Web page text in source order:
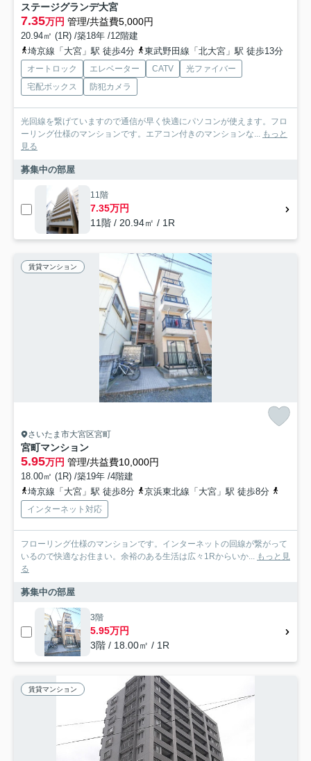
ステージグランデ大宮
7.35万円 管理/共益費5,000円
20.94㎡ (1R) /築18年 /12階建
埼京線「大宮」駅 徒歩4分
東武野田線「北大宮」駅 徒歩13分
オートロック エレベーター CATV
光ファイバー
宅配ボックス
防犯カメラ
光回線を繋げていますので通信が早く快適にパソコンが使えます。フロ
ーリング仕様のマンションです。エアコン付きのマンションな... もっと
見る
募集中の部屋
11階
7.35万円
11階 / 20.94㎡ / 1R
賃貸マンション
さいたま市大宮区宮町
宮町マンション
5.95万円 管理/共益費10,000円
18.00㎡ (1R) /築19年 /4階建
埼京線「大宮」駅 徒歩8分
京浜東北線「大宮」駅 徒歩8分
インターネット対応
フローリング仕様のマンションです。インターネットの回線が繋がって
いるので快適なお住まい。余裕のある生活は広々1Rからいか... もっと見
る
募集中の部屋
3階
5.95万円
3階 / 18.00㎡ / 1R
賃貸マンション